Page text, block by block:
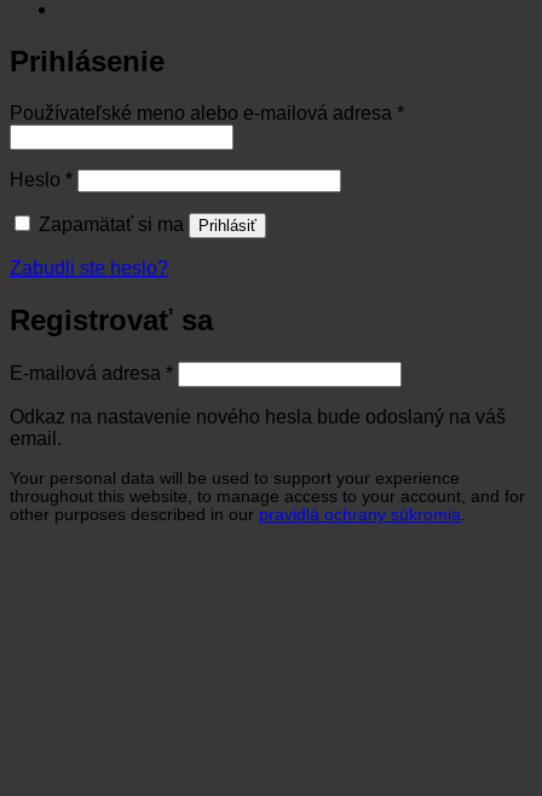
Prihlásenie
Používateľské meno alebo e-mailová adresa *Povinné
Heslo *Povinné
Zapamätať si ma Prihlásiť
Zabudli ste heslo?
Registrovať sa
E-mailová adresa *Povinné
Odkaz na nastavenie nového hesla bude odoslaný na váš
email.
Your personal data will be used to support your experience
throughout this website, to manage access to your account, and for
other purposes described in our pravidlá ochrany súkromia.